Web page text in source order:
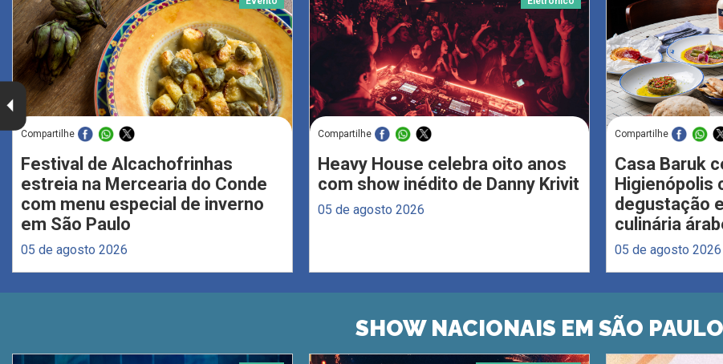
Compartilhe
Festival de Alcachofrinhas
estreia na Mercearia do Conde
com menu especial de inverno
em São Paulo
05 de agosto 2026
Compartilhe
Heavy House celebra oito anos
com show inédito de Danny Krivit
05 de agosto 2026
Compartilhe
Casa Baruk
Higienópolis
degustação
culinária
05 de agosto 2026
SHOW NACIONAIS EM SÃO PAULO